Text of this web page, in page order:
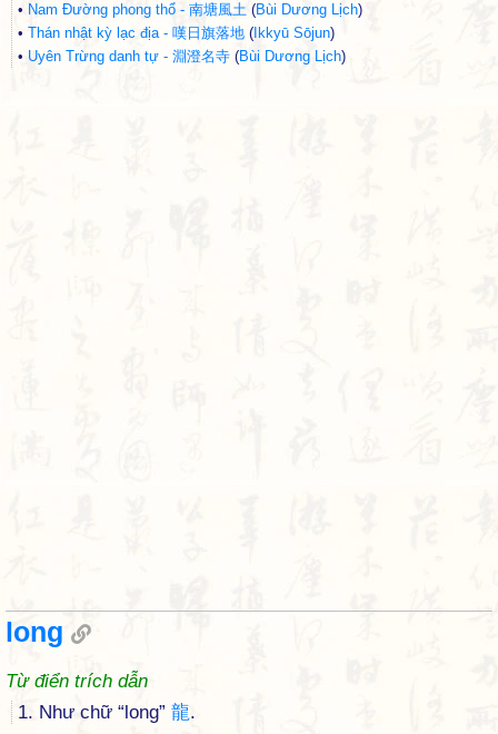
• Nam Đường phong thổ - 南塘風土 (Bùi Dương Lịch)
• Thán nhật kỳ lạc địa - 嘆日旗落地 ( Ikkyū Sōjun)
• Uyên Trừng danh tự - 淵澄名寺 (Bùi Dương Lịch)
long
Từ điển trích dẫn
1. Như chữ “long” 龍.